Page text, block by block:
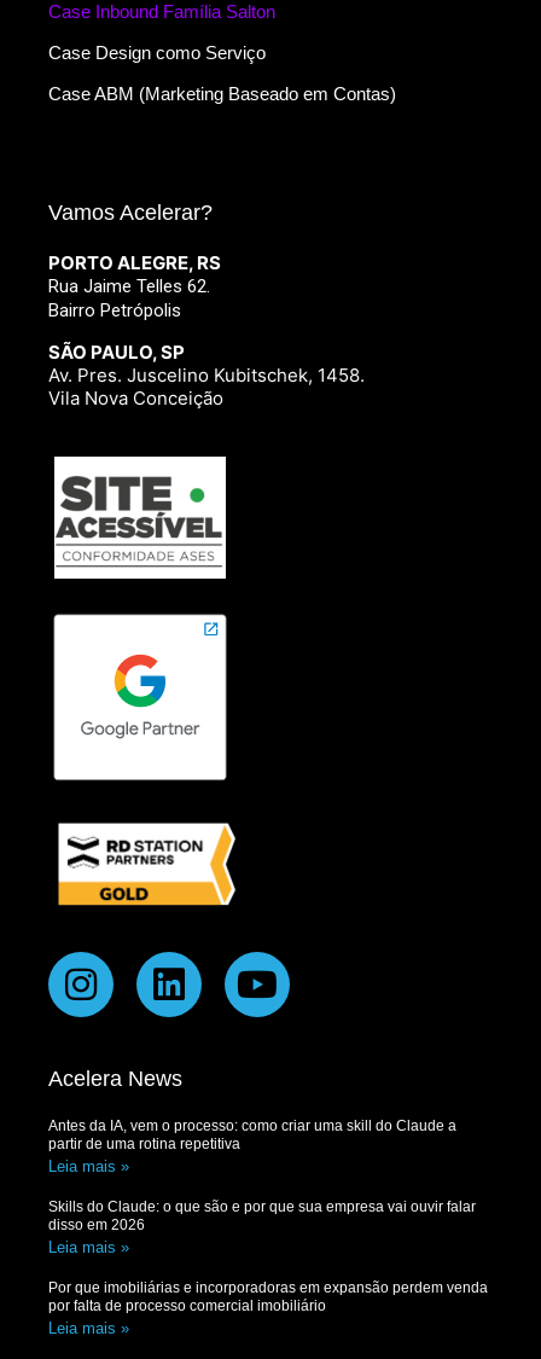
Case Inbound Família Salton
Case Design como Serviço
Case ABM (Marketing Baseado em Contas)
Vamos Acelerar?
PORTO ALEGRE, RS
Rua Jaime Telles 62.
Bairro Petrópolis
SÃO PAULO, SP
Av. Pres. Juscelino Kubitschek, 1458.
Vila Nova Conceição
Acelera News
Antes da IA, vem o processo: como criar uma skill do Claude a
partir de uma rotina repetitiva
Leia mais »
Skills do Claude: o que são e por que sua empresa vai ouvir falar
disso em 2026
Leia mais »
Por que imobiliárias e incorporadoras em expansão perdem venda
por falta de processo comercial imobiliário
Leia mais »